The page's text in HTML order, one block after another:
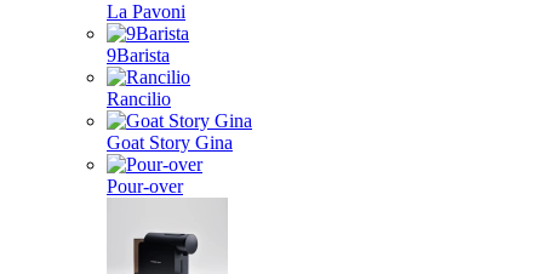
La Pavoni
9Barista
Rancilio
Goat Story Gina
Pour-over